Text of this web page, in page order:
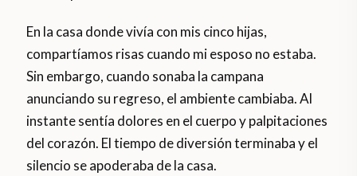
En la casa donde vivía con mis cinco hijas,
compartíamos risas cuando mi esposo no estaba.
Sin embargo, cuando sonaba la campana
anunciando su regreso, el ambiente cambiaba. Al
instante sentía dolores en el cuerpo y palpitaciones
del corazón. El tiempo de diversión terminaba y el
silencio se apoderaba de la casa.